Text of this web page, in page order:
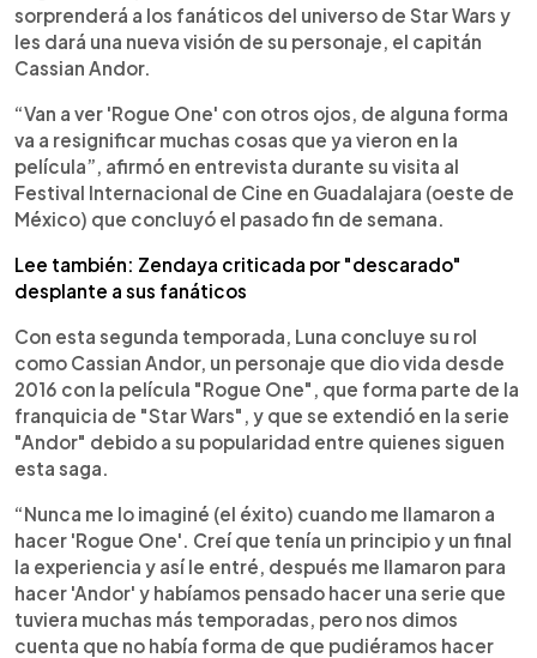
sorprenderá a los fanáticos del universo de Star Wars y
les dará una nueva visión de su personaje, el capitán
Cassian Andor.
“Van a ver 'Rogue One' con otros ojos, de alguna forma
va a resignificar muchas cosas que ya vieron en la
película”, afirmó en entrevista durante su visita al
Festival Internacional de Cine en Guadalajara (oeste de
México) que concluyó el pasado fin de semana.
Lee también: Zendaya criticada por "descarado"
desplante a sus fanáticos
Con esta segunda temporada, Luna concluye su rol
como Cassian Andor, un personaje que dio vida desde
2016 con la película "Rogue One", que forma parte de la
franquicia de "Star Wars", y que se extendió en la serie
"Andor" debido a su popularidad entre quienes siguen
esta saga.
“Nunca me lo imaginé (el éxito) cuando me llamaron a
hacer 'Rogue One'. Creí que tenía un principio y un final
la experiencia y así le entré, después me llamaron para
hacer 'Andor' y habíamos pensado hacer una serie que
tuviera muchas más temporadas, pero nos dimos
cuenta que no había forma de que pudiéramos hacer